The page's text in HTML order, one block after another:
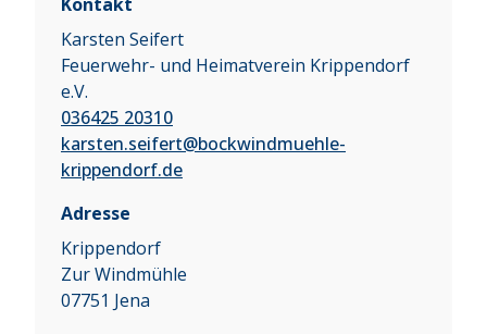
Karsten Seifert
Feuerwehr- und Heimatverein Krippendorf
e.V.
036425 20310
karsten.seifert@bockwindmuehle-
krippendorf.de
Adresse
Krippendorf
Zur Windmühle
07751 Jena